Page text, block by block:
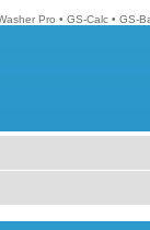
Pro • GS-Calc • GS-